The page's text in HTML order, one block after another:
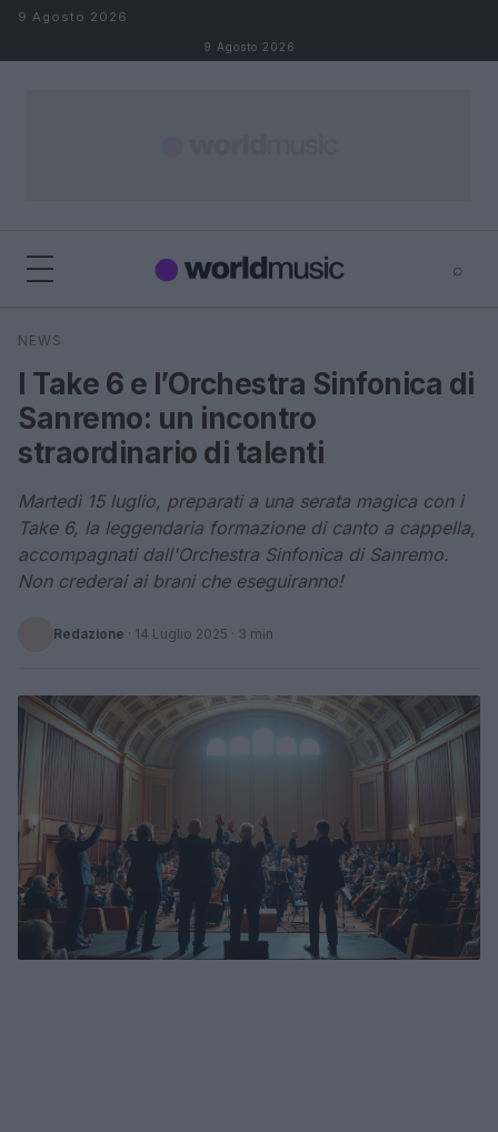
Salta al contenuto
9 Agosto 2026
9 Agosto 2026
⌕
Cerca
NEWS
I Take 6 e l’Orchestra Sinfonica di
Sanremo: un incontro
straordinario di talenti
Martedì 15 luglio, preparati a una serata magica con i
Take 6, la leggendaria formazione di canto a cappella,
accompagnati dall'Orchestra Sinfonica di Sanremo.
Non crederai ai brani che eseguiranno!
Redazione · 14 Luglio 2025 · 3 min